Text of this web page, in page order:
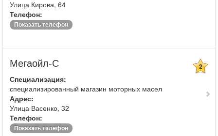
Улица Кирова, 64
Телефон:
Показать телефон
Мегаойл-С 2
Специализация:
специализированный магазин моторных масел
Адрес:
Улица Васенко, 32
Телефон:
Показать телефон